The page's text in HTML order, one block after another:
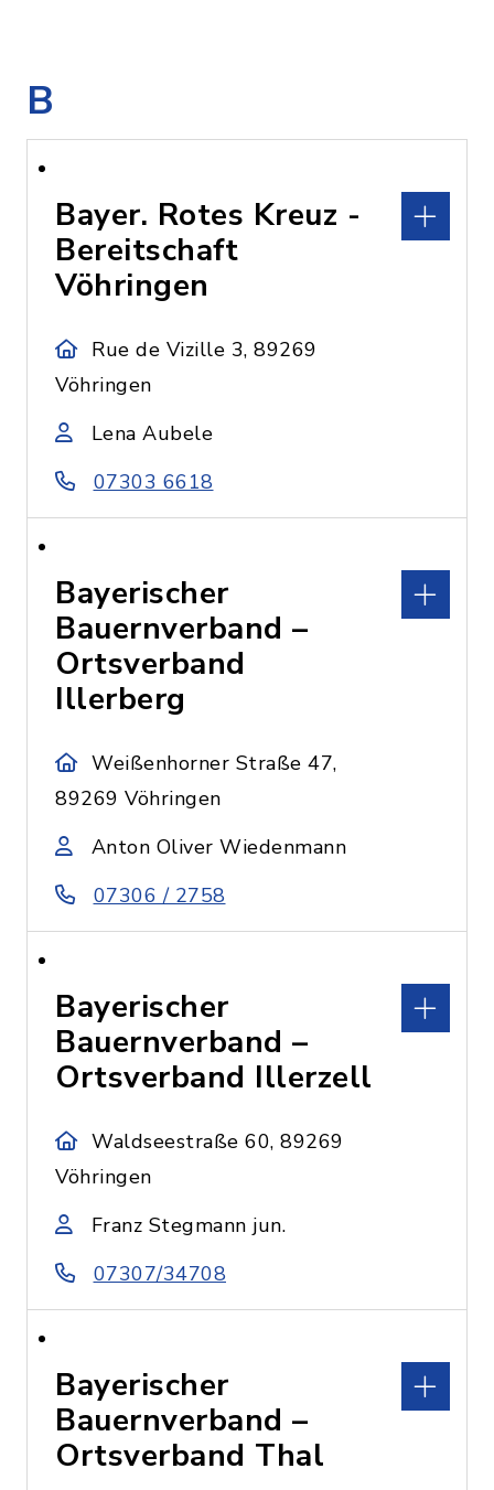
B
Bayer. Rotes Kreuz -
Bereitschaft
Vöhringen
Rue de Vizille 3, 89269
Vöhringen
Lena Aubele
07303 6618
Bayerischer
Bauernverband –
Ortsverband
Illerberg
Weißenhorner Straße 47,
89269 Vöhringen
Anton Oliver Wiedenmann
07306 / 2758
Bayerischer
Bauernverband –
Ortsverband Illerzell
Waldseestraße 60, 89269
Vöhringen
Franz Stegmann jun.
07307/34708
Bayerischer
Bauernverband –
Ortsverband Thal